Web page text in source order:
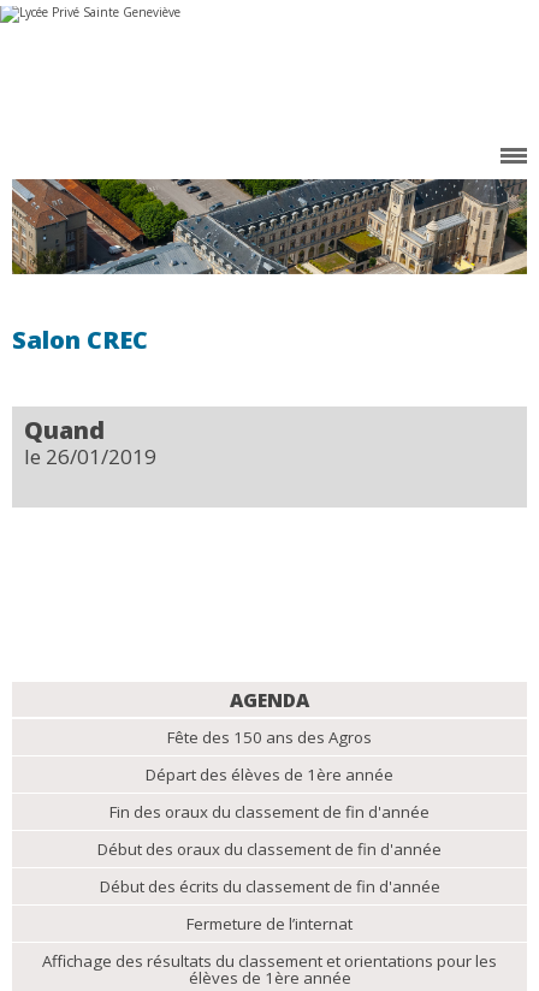
Aller
au
Outils
personnels
Salon CREC
Quand
le 26/01/2019
AGENDA
Fête des 150 ans des Agros
Départ des élèves de 1ère année
Fin des oraux du classement de fin d'année
Début des oraux du classement de fin d'année
Début des écrits du classement de fin d'année
Fermeture de l’internat
Affichage des résultats du classement et orientations pour les
élèves de 1ère année